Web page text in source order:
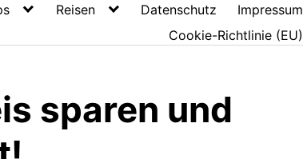
Reisen Datenschutz
Impressum
Cookie-Richtlinie (EU)
sparen und